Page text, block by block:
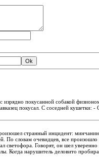
изрядно покусанной собакой
покусал. С соседней кушетки: -
странный инцидент:
По словам очевидцев, все произошло
светофора. Говорят, он шел уверенно
Когда нарушитель деловито